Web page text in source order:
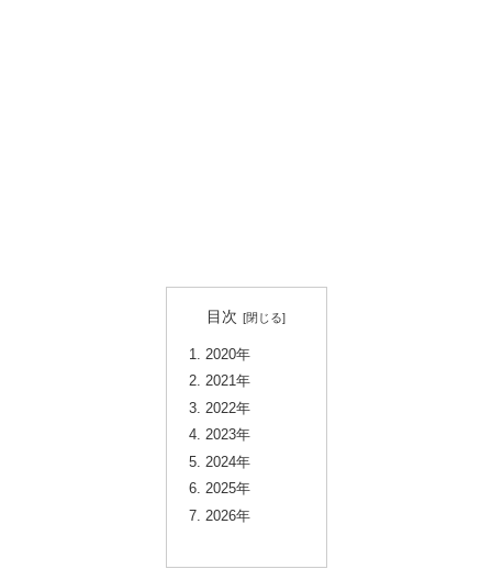
目次
2020年
2021年
2022年
2023年
2024年
2025年
2026年